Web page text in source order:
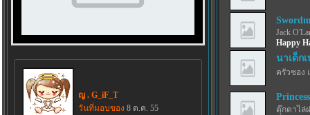
ญ . G_iF_T
วันที่มอบของ 8 ต.ค. 55
Jack
Happy
นาเด็ก
ครัวซอง
ตุ๊กตาไล่